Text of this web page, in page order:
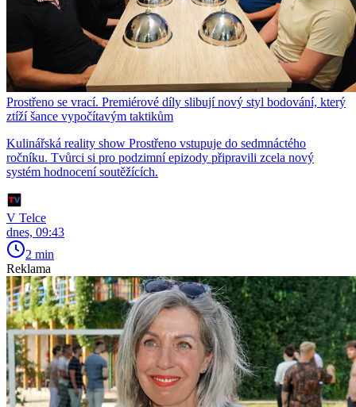
Prostřeno se vrací. Premiérové díly slibují nový styl bodování, který
ztíží šance vypočítavým taktikům
Kulinářská reality show Prostřeno vstupuje do sedmnáctého
ročníku. Tvůrci si pro podzimní epizody připravili zcela nový
systém hodnocení soutěžících.
V Telce
dnes, 09:43
2 min
Reklama